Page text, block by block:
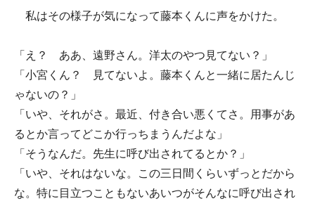
私はその様子が気になって藤本くんに声をかけた。
「え？ ああ、遠野さん。洋太のやつ見てない？」
「小宮くん？ 見てないよ。藤本くんと一緒に居たんじ
ゃないの？」
「いや、それがさ。最近、付き合い悪くてさ。用事があ
るとか言ってどこか行っちまうんだよな」
「そうなんだ。先生に呼び出されてるとか？」
「いや、それはないな。この三日間くらいずっとだから
な。特に目立つこともないあいつがそんなに呼び出され